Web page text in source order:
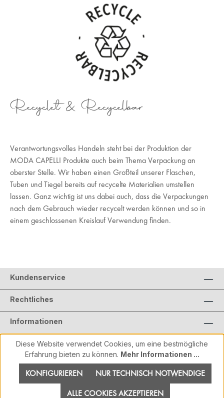
Recyclet & Recycelbar
Verantwortungsvolles Handeln steht bei der Produktion der
MODA CAPELLI Produkte auch beim Thema Verpackung an
oberster Stelle. Wir haben einen Großteil unserer Flaschen,
Tuben und Tiegel bereits auf recycelte Materialien umstellen
lassen. Ganz wichtig ist uns dabei auch, dass die Verpackungen
nach dem Gebrauch wieder recycelt werden können und so in
einem geschlossenen Kreislauf Verwendung finden.
Kundenservice
Rechtliches
Informationen
Diese Website verwendet Cookies, um eine bestmögliche
Erfahrung bieten zu können. Mehr Informationen ...
NUR TECHNISCH NOTWENDIGE
KONFIGURIEREN
ALLE COOKIES AKZEPTIEREN